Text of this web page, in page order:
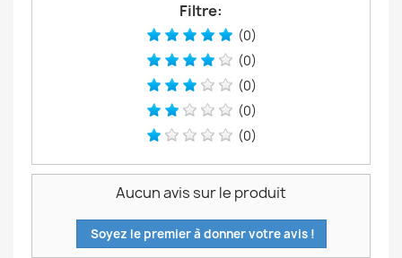
Filtre:
(0)
(0)
(0)
(0)
(0)
Aucun avis sur le produit
Soyez le premier à donner votre avis !